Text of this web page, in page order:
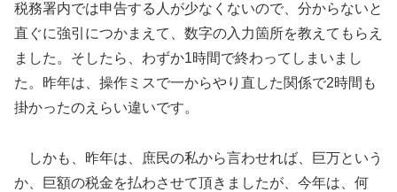
税務署内では申告する人が少なくないので、分からないと
直ぐに強引につかまえて、数字の入力箇所を教えてもらえ
ました。そしたら、わずか1時間で終わってしまいまし
た。昨年は、操作ミスで一からやり直した関係で2時間も
掛かったのえらい違いです。
しかも、昨年は、庶民の私から言わせれば、巨万という
か、巨額の税金を払わさせて頂きましたが、今年は、何